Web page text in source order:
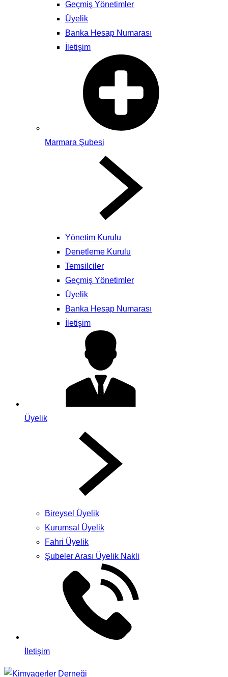
Geçmiş Yönetimler
Üyelik
Banka Hesap Numarası
İletişim
Marmara Şubesi
Yönetim Kurulu
Denetleme Kurulu
Temsilciler
Geçmiş Yönetimler
Üyelik
Banka Hesap Numarası
İletişim
Üyelik
Bireysel Üyelik
Kurumsal Üyelik
Fahri Üyelik
Şubeler Arası Üyelik Nakli
İletişim